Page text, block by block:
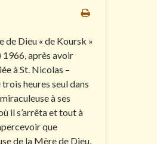
de Dieu « de Koursk »
1966, après avoir
à St. Nicolas –
heures seul dans
à ses
il s’arrêta et tout à
que
de la Mère de Dieu,